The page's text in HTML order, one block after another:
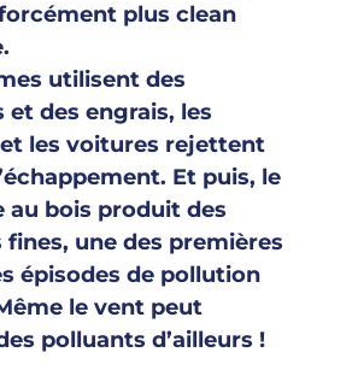
plus clean
utilisent des
et des engrais, les
les voitures rejettent
Et puis, le
au bois produit des
une des premières
épisodes de pollution
le vent peut
polluants d’ailleurs !